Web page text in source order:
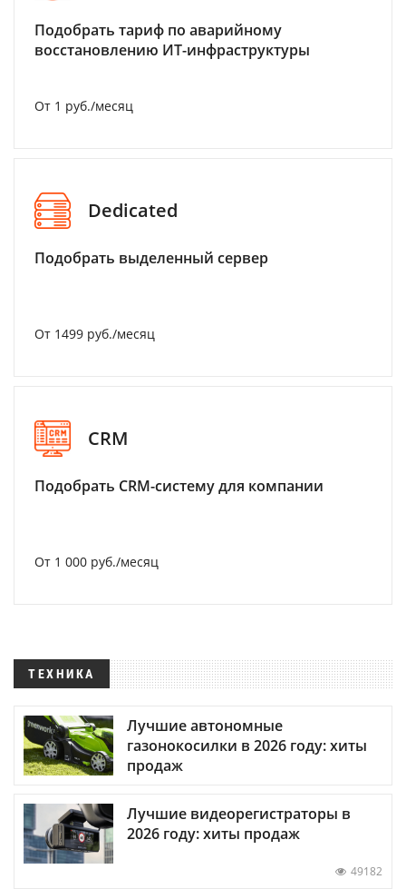
Подобрать тариф по аварийному
восстановлению ИТ-инфраструктуры
От 1 руб./месяц
Dedicated
Подобрать выделенный сервер
От 1499 руб./месяц
CRM
Подобрать CRM-систему для компании
От 1 000 руб./месяц
ТЕХНИКА
Лучшие автономные
газонокосилки в 2026 году: хиты
продаж
Лучшие видеорегистраторы в
2026 году: хиты продаж
49182